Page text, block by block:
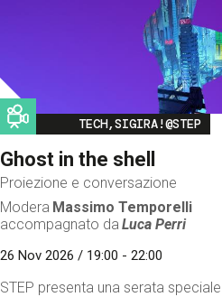
Image
TECH,SIGIRA!@STEP
Ghost in the shell
Proiezione e conversazione
Modera Massimo Temporelli
accompagnato da Luca Perri
26 Nov 2026 / 19:00 - 22:00
STEP presenta una serata